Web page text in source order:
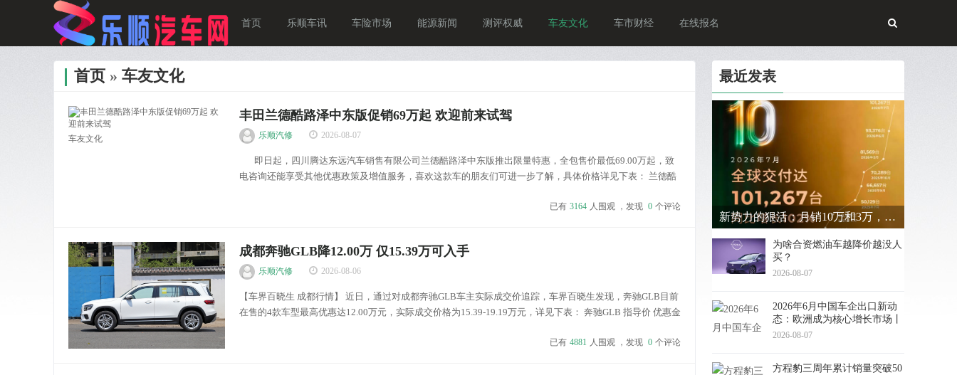
首页 乐顺车讯 车险市场 能源新闻 测评权威 车友文化 车市财经 在线报名
首页» 车友文化
车友文化
丰田兰德酷路泽中东版促销69万起 欢迎前来试驾
乐顺汽修 2026-08-07
即日起，四川腾达东远汽车销售有限公司兰德酷路泽中东版推出限量特惠，全包售价最低69.00万起，致
电咨询还能享受其他优惠政策及增值服务，喜欢这款车的朋友们可进一步了解，具体价格详见下表： 兰德酷
已有 3164 人围观 ，发现 0 个评论
成都奔驰GLB降12.00万 仅15.39万可入手
乐顺汽修 2026-08-06
【车界百晓生 成都行情】 近日，通过对成都奔驰GLB车主实际成交价追踪，车界百晓生发现，奔驰GLB目前
在售的4款车型最高优惠达12.00万元，实际成交价格为15.39-19.19万元，详见下表： 奔驰GLB 指导价 优惠金
已有 4881 人围观 ，发现 0 个评论
最近发表
新势力的狠活：月销10万和3万，差距在哪？
为啥合资燃油车越降价越没人
买？
2026-08-07
2026年6月中国车企出口新动
态：欧洲成为核心增长市场丨
盖世汽车研究院
2026-08-07
方程豹三周年累计销量突破50